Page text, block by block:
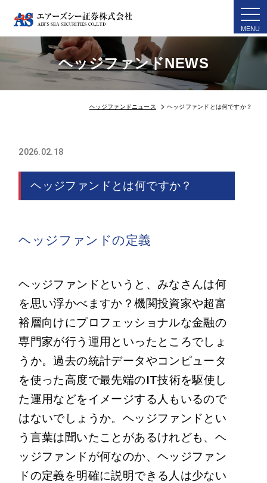
ヘッジファンドNEWS
ヘッジファンドニュース ヘッジファンドとは何ですか？
2026.02.18
ヘッジファンドとは何ですか？
ヘッジファンドの定義
ヘッジファンドというと、みなさんは何
を思い浮かべますか？機関投資家や超富
裕層向けにプロフェッショナルな金融の
専門家が行う運用といったところでしょ
うか。過去の統計データやコンピュータ
を使った高度で最先端のIT技術を駆使し
た運用などをイメージする人もいるので
はないでしょうか。ヘッジファンドとい
う言葉は聞いたことがあるけれども、ヘ
ッジファンドが何なのか、ヘッジファン
ドの定義を明確に説明できる人は少ない